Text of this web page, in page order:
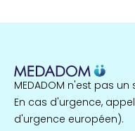
MEDADOM n'est pas
En cas d'urgence,
d'urgence européen).